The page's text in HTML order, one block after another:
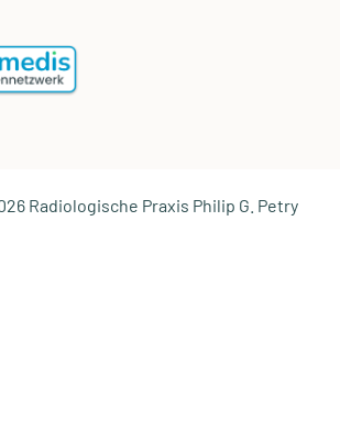
Radiologische Praxis Philip G. Petry